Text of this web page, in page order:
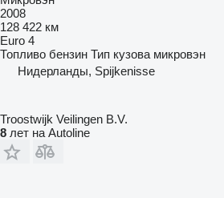
2008
128 422 км
Euro 4
Топливо бензин Тип кузова микровэн
Нидерланды, Spijkenisse
Troostwijk Veilingen B.V.
8 лет на Autoline